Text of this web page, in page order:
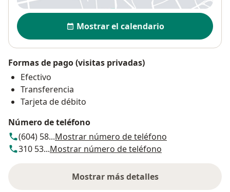
Disponibilidad
Mostrar el calendario
Formas de pago (visitas privadas)
Efectivo
Transferencia
Tarjeta de débito
Número de teléfono
(604) 58...Mostrar número de teléfono
310 53...Mostrar número de teléfono
Mostrar más detalles
sobre la dirección